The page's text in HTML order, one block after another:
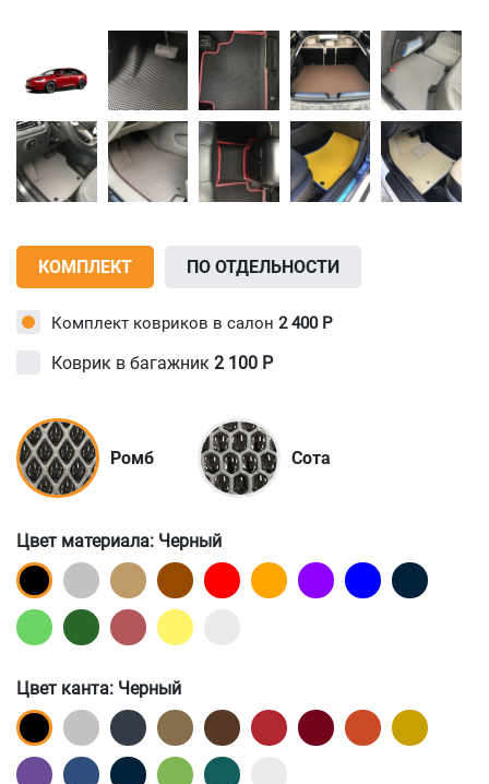
КОМПЛЕКТ ПО ОТДЕЛЬНОСТИ
Комплект ковриков в салон 2 400 Р
Коврик в багажник 2 100 Р
Ромб Сота
Цвет материала: Черный
Цвет канта: Черный